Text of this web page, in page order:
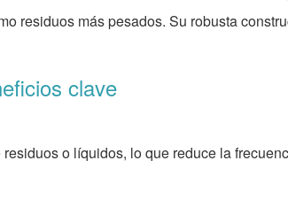
residuos más pesados. Su robusta
clave
o líquidos, lo que reduce la